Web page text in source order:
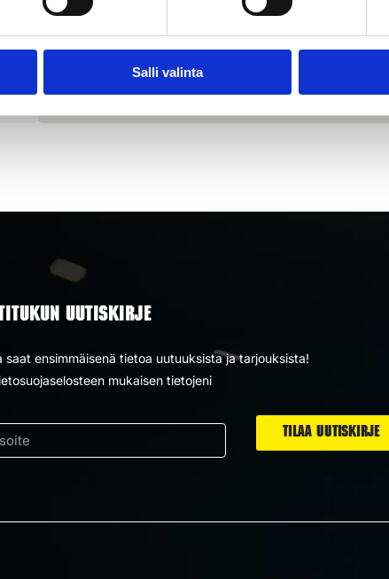
Salli valinta
UUTISKIRJE
saat ensimmäisenä tietoa uutuuksista ja tarjouksista!
mukaisen tietojeni